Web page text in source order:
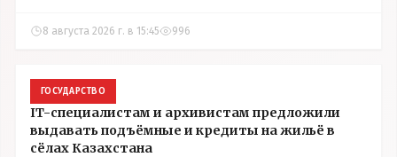
8 августа 2026 г. в 15:45 996
ГОСУДАРСТВО
IT-специалистам и архивистам предложили
выдавать подъёмные и кредиты на жильё в
сёлах Казахстана